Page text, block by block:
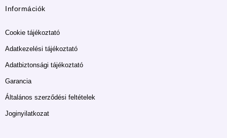
Információk
Cookie tájékoztató
Adatkezelési tájékoztató
Adatbiztonsági tájékoztató
Garancia
Általános szerződési feltételek
Joginyilatkozat